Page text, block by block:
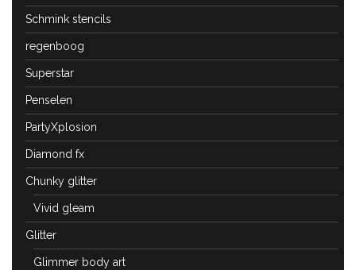
Schmink stencils
regenboog
Superstar
Penselen
PartyXplosion
Diamond fx
Chunky glitter
Vivid gleam
Glitter
Glimmer body art